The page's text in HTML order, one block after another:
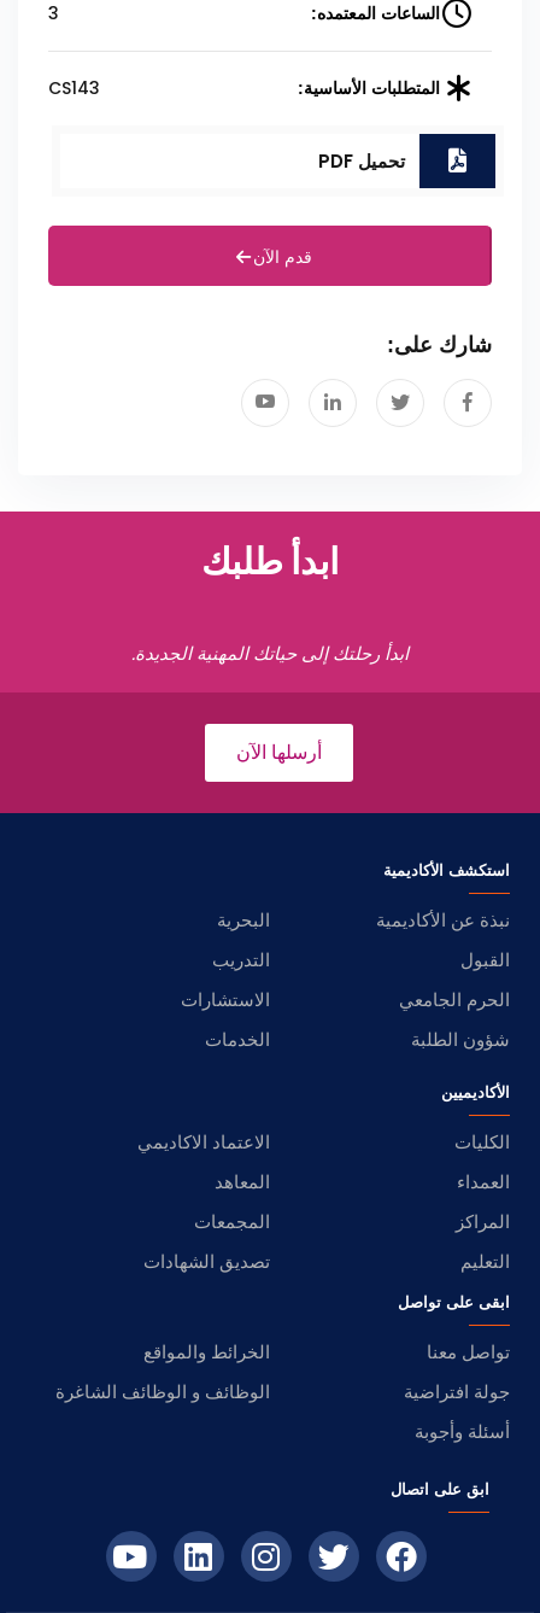
الساعات المعتمده: 3
المتطلبات الأساسية: CS143
تحميل PDF
قدم الآن
شارك على:
ابدأ طلبك
ابدأ رحلتك إلى حياتك المهنية الجديدة.
أرسلها الآن
استكشف الأكاديمية
نبذة عن الأكاديمية
البحرية
القبول
التدريب
الحرم الجامعي
الاستشارات
شؤون الطلبة
الخدمات
الأكاديميين
الكليات
الاعتماد الاكاديمي
العمداء
المعاهد
المراكز
المجمعات
التعليم
تصديق الشهادات
ابقى على تواصل
تواصل معنا
الخرائط والمواقع
جولة افتراضية
الوظائف و الوظائف الشاغرة
أسئلة وأجوبة
ابق على اتصال